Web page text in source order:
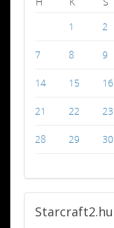
1
2
7 8 9
14 15 16
21 22 23
28 29 30
Starcraft2.hu